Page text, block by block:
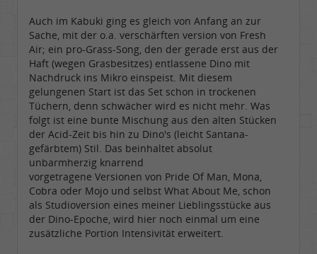
Auch im Kabuki ging es gleich von Anfang an zur
Sache, mit der o.a. verschärften version von Fresh
Air; ein pro-Grass-Song, den der gerade erst aus der
Haft (wegen Grasbesitzes) entlassene Dino mit
Nachdruck ins Mikro einspeist. Mit diesem
gelungenen Start ist das Set schon in trockenen
Tüchern, denn schwächer wird es nicht mehr. Was
folgt ist eine bunte Mischung aus den alten Stücken
der Acid-Zeit bis hin zu Dino's (leicht Santana-
gefärbtem) Stil. Das beinhaltet absolut
unbarmherzig knarrend
vorgetragene Versionen von Pride Of Man, Mona,
Cobra oder Mojo und selbst What About Me, schon
als Studioversion eines meiner Lieblingsstücke aus
der Dino-Epoche, wird hier noch einmal um eine
zusätzliche Portion Intensivität erweitert.